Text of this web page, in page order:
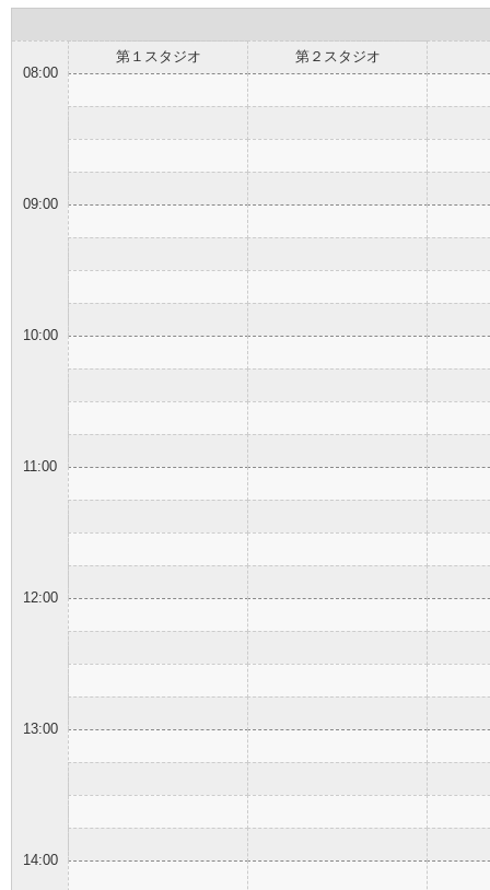
第１スタジオ
第２スタジオ
08:00
09:00
10:00
11:00
12:00
13:00
14:00